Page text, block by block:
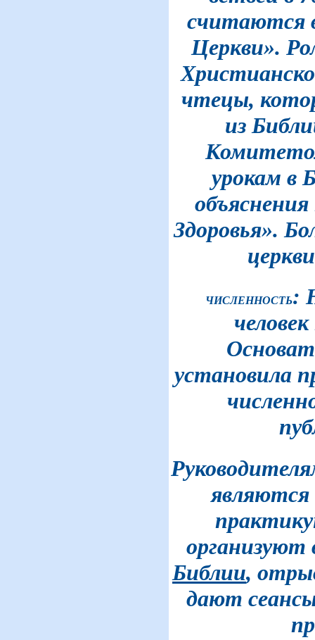
считаются
Церкви».
чтецы,
из
урокам в
Здоровья».
ЧИСЛЕННОСТЬ:
установила
организуют
Библии,
дают